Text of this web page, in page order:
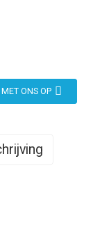
ONS OP